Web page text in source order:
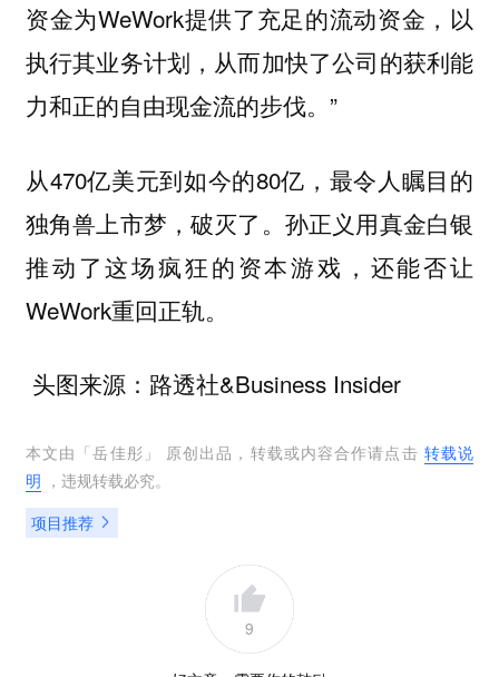
资金为WeWork提供了充足的流动资金，以
执行其业务计划，从而加快了公司的获利能
力和正的自由现金流的步伐。”
从470亿美元到如今的80亿，最令人瞩目的
独角兽上市梦，破灭了。孙正义用真金白银
推动了这场疯狂的资本游戏，还能否让
WeWork重回正轨。
头图来源：路透社&Business Insider
本文由「岳佳彤 」 原创出品，转载或内容合作请点击 转载说
明 ，违规转载必究。
项目推荐
9